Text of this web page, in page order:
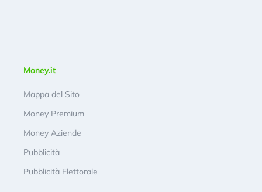
Money.it
Mappa del Sito
Money Premium
Money Aziende
Pubblicità
Pubblicità Elettorale